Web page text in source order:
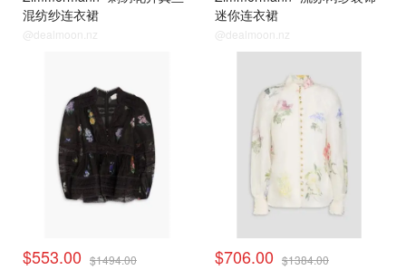
混纺纱连衣裙
@dealmoon.nz
迷你连衣裙
@dealmoon.nz
$553.00 $1494.00 $706.00 $1384.00